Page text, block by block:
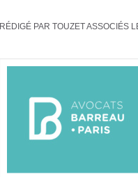
RÉDIGÉ PAR TOUZET ASSOCIÉS